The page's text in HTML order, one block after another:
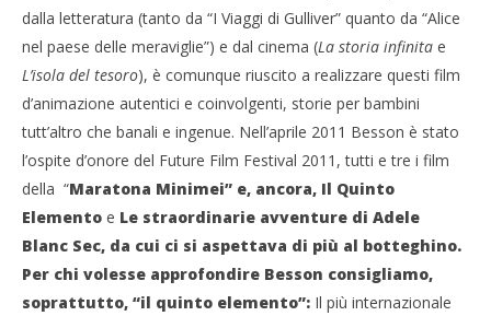
dalla letteratura (tanto da “I Viaggi di Gulliver” quanto da “Alice
nel paese delle meraviglie”) e dal cinema (La storia infinita e
L’isola del tesoro), è comunque riuscito a realizzare questi film
d’animazione autentici e coinvolgenti, storie per bambini
tutt’altro che banali e ingenue. Nell’aprile 2011 Besson è stato
l’ospite d’onore del Future Film Festival 2011, tutti e tre i film
della “Maratona Minimei” e, ancora, Il Quinto
Elemento e Le straordinarie avventure di Adele
Blanc Sec, da cui ci si aspettava di più al botteghino.
Per chi volesse approfondire Besson consigliamo,
soprattutto, “il quinto elemento”: Il più internazionale